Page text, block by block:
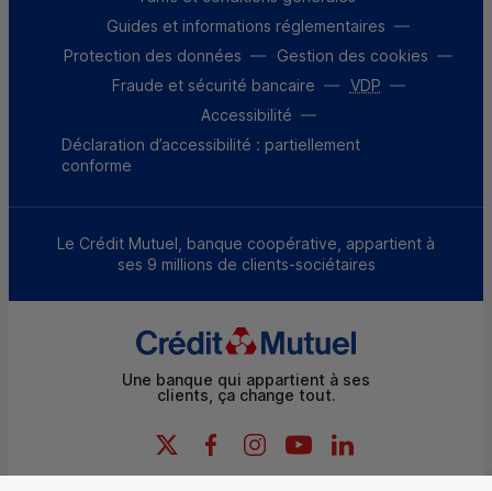
Guides et informations réglementaires
Protection des données
Gestion des cookies
Fraude et sécurité bancaire
VDP
Accessibilité
Déclaration d’accessibilité : partiellement
conforme
Le Crédit Mutuel, banque coopérative, appartient à
ses 9 millions de clients-sociétaires
Une banque qui appartient à ses
clients, ça change tout.
X (Twitter) - Credit Mutuel
Facebook - Credit Mutuel
Instagram - Credit Mutuel
YouTube - Credit